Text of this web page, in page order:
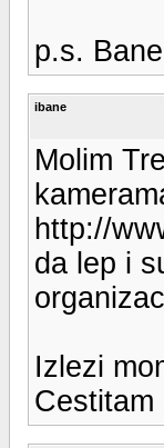
p.s.
ibane
Molim
http://
da lep i
Izlezi
Cestitam